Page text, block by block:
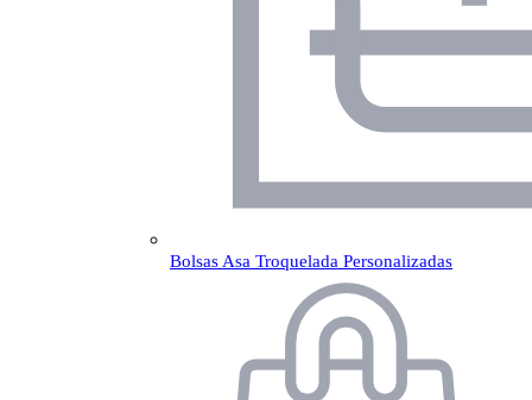
Bolsas Asa Troquelada Personalizadas